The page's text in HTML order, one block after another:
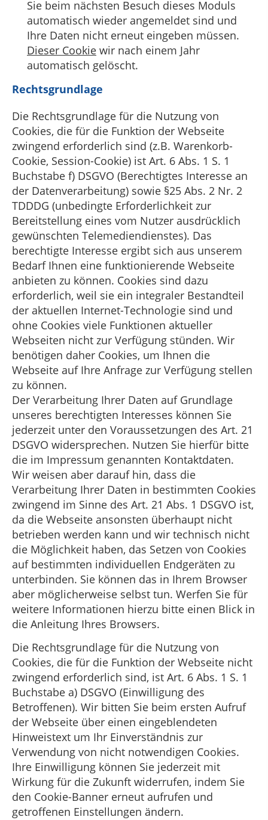
Sie beim nächsten Besuch dieses Moduls
automatisch wieder angemeldet sind und
Ihre Daten nicht erneut eingeben müssen.
Dieser Cookie wir nach einem Jahr
automatisch gelöscht.
Rechtsgrundlage
Die Rechtsgrundlage für die Nutzung von
Cookies, die für die Funktion der Webseite
zwingend erforderlich sind (z.B. Warenkorb-
Cookie, Session-Cookie) ist Art. 6 Abs. 1 S. 1
Buchstabe f) DSGVO (Berechtigtes Interesse an
der Datenverarbeitung) sowie §25 Abs. 2 Nr. 2
TDDDG (unbedingte Erforderlichkeit zur
Bereitstellung eines vom Nutzer ausdrücklich
gewünschten Telemediendienstes). Das
berechtigte Interesse ergibt sich aus unserem
Bedarf Ihnen eine funktionierende Webseite
anbieten zu können. Cookies sind dazu
erforderlich, weil sie ein integraler Bestandteil
der aktuellen Internet-Technologie sind und
ohne Cookies viele Funktionen aktueller
Webseiten nicht zur Verfügung stünden. Wir
benötigen daher Cookies, um Ihnen die
Webseite auf Ihre Anfrage zur Verfügung stellen
zu können.
Der Verarbeitung Ihrer Daten auf Grundlage
unseres berechtigten Interesses können Sie
jederzeit unter den Voraussetzungen des Art. 21
DSGVO widersprechen. Nutzen Sie hierfür bitte
die im Impressum genannten Kontaktdaten.
Wir weisen aber darauf hin, dass die
Verarbeitung Ihrer Daten in bestimmten Cookies
zwingend im Sinne des Art. 21 Abs. 1 DSGVO ist,
da die Webseite ansonsten überhaupt nicht
betrieben werden kann und wir technisch nicht
die Möglichkeit haben, das Setzen von Cookies
auf bestimmten individuellen Endgeräten zu
unterbinden. Sie können das in Ihrem Browser
aber möglicherweise selbst tun. Werfen Sie für
weitere Informationen hierzu bitte einen Blick in
die Anleitung Ihres Browsers.
Die Rechtsgrundlage für die Nutzung von
Cookies, die für die Funktion der Webseite nicht
zwingend erforderlich sind, ist Art. 6 Abs. 1 S. 1
Buchstabe a) DSGVO (Einwilligung des
Betroffenen). Wir bitten Sie beim ersten Aufruf
der Webseite über einen eingeblendeten
Hinweistext um Ihr Einverständnis zur
Verwendung von nicht notwendigen Cookies.
Ihre Einwilligung können Sie jederzeit mit
Wirkung für die Zukunft widerrufen, indem Sie
den Cookie-Banner erneut aufrufen und
getroffenen Einstellungen ändern.